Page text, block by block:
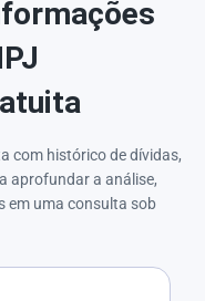
com histórico de dívidas,
aprofundar a análise,
em uma consulta sob